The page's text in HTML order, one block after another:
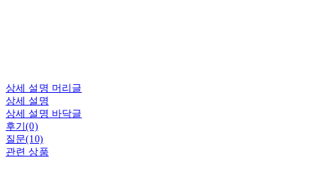
상세 설명 머리글
상세 설명
상세 설명 바닥글
후기(0)
질문(10)
관련 상품